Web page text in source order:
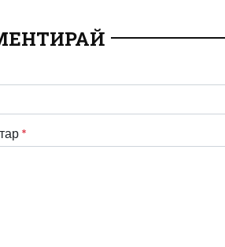
*